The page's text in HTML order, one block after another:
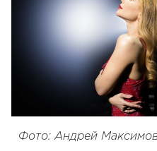
Фото: Андрей